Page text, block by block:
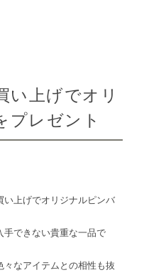
い上げでオリ
プレゼント
い上げでオリジナルピンバ
手できない貴重な一品で
なアイテムとの相性も抜